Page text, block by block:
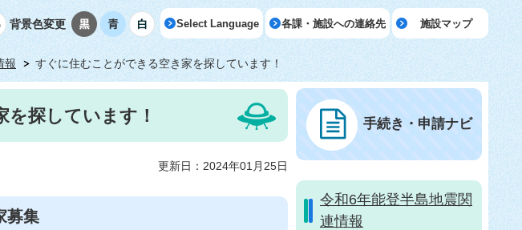
背景色変更 Select Language 各課・施設への連絡先 施設マップ
報 すぐに住むことができる空き家を探しています！
探しています！
更新日：2024年01月25日
募集
手続き・申請ナビ
令和6年能登半島地震関
連情報